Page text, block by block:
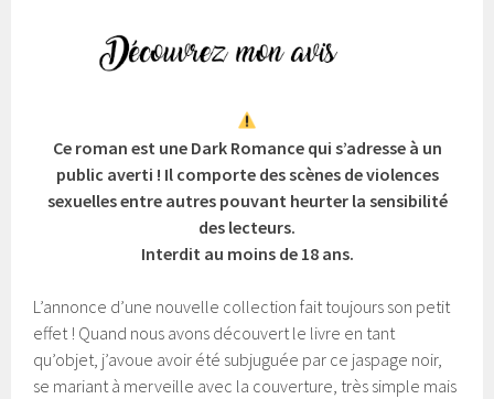
Ce roman est une Dark Romance qui s’adresse à un
public averti ! Il comporte des scènes de violences
sexuelles entre autres pouvant heurter la sensibilité
des lecteurs.
Interdit au moins de 18 ans.
L’annonce d’une nouvelle collection fait toujours son petit
effet ! Quand nous avons découvert le livre en tant
qu’objet, j’avoue avoir été subjuguée par ce jaspage noir,
se mariant à merveille avec la couverture, très simple mais